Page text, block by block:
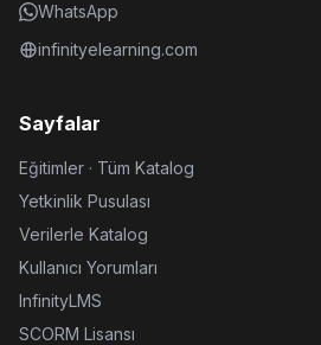
WhatsApp
infinityelearning.com
Sayfalar
Eğitimler · Tüm Katalog
Yetkinlik Pusulası
Verilerle Katalog
Kullanıcı Yorumları
InfinityLMS
SCORM Lisansı